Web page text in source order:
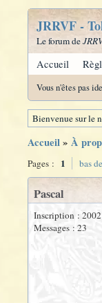
JRRVF -
Le forum de
Accueil
Vous n'êtes pas
Bienvenue sur le
Accueil» À
Pages : 1 bas
Pascal
Inscription : 2002
Messages : 23